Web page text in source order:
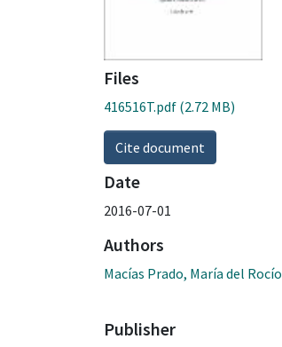
Files
416516T.pdf (2.72 MB)
Cite document
Date
2016-07-01
Authors
Macías Prado, María del Rocío
Publisher